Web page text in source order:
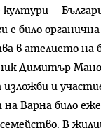
–
е било
в ателието на
Димитър
и
Варна било
В